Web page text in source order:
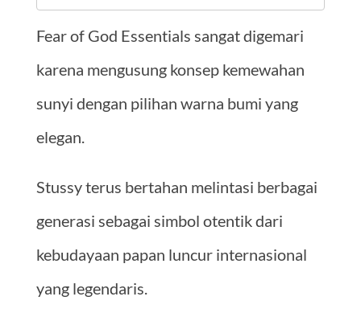
Fear of God Essentials sangat digemari
karena mengusung konsep kemewahan
sunyi dengan pilihan warna bumi yang
elegan.
Stussy terus bertahan melintasi berbagai
generasi sebagai simbol otentik dari
kebudayaan papan luncur internasional
yang legendaris.